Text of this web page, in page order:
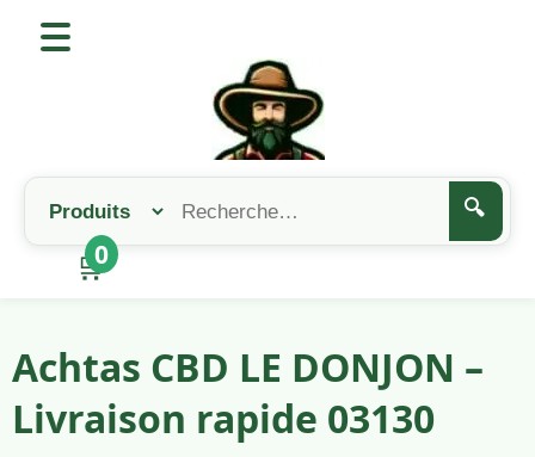
🔍
🛒
0
Achtas CBD LE DONJON –
Livraison rapide 03130